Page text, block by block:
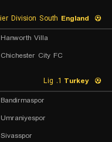
England
Hanworth Villa
Chichester City FC
Turkey
Bandirmaspor
Umraniyespor
Sivasspor